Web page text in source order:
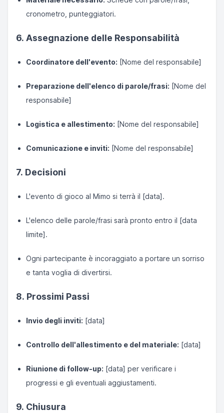
cronometro, punteggiatori.
6. Assegnazione delle Responsabilità
Coordinatore dell'evento: [Nome del responsabile]
Preparazione dell'elenco di parole/frasi: [Nome del
responsabile]
Logistica e allestimento: [Nome del responsabile]
Comunicazione e inviti: [Nome del responsabile]
7. Decisioni
L'evento di gioco al Mimo si terrà il [data].
L'elenco delle parole/frasi sarà pronto entro il [data
limite].
Ogni partecipante è incoraggiato a portare un sorriso
e tanta voglia di divertirsi.
8. Prossimi Passi
Invio degli inviti: [data]
Controllo dell'allestimento e del materiale: [data]
Riunione di follow-up: [data] per verificare i
progressi e gli eventuali aggiustamenti.
9. Chiusura